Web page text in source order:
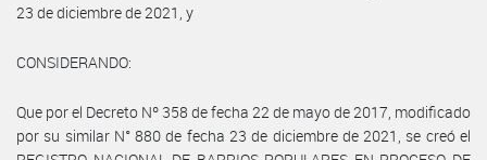
23 de diciembre de 2021, y
CONSIDERANDO:
Que por el Decreto Nº 358 de fecha 22 de mayo de 2017, modificado
por su similar N° 880 de fecha 23 de diciembre de 2021, se creó el